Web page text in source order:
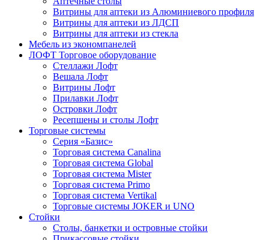
Витрины для аптеки из Алюминиевого профиля
Витрины для аптеки из ЛДСП
Витрины для аптеки из стекла
Мебель из экономпанелей
ЛОФТ Торговое оборудование
Стеллажи Лофт
Вешала Лофт
Витрины Лофт
Прилавки Лофт
Островки Лофт
Ресепшены и столы Лофт
Торговые системы
Серия «Базис»
Торговая система Canalina
Торговая система Global
Торговая система Mister
Торговая система Primo
Торговая система Vertikal
Торговые системы JOKER и UNO
Стойки
Столы, банкетки и островные стойки